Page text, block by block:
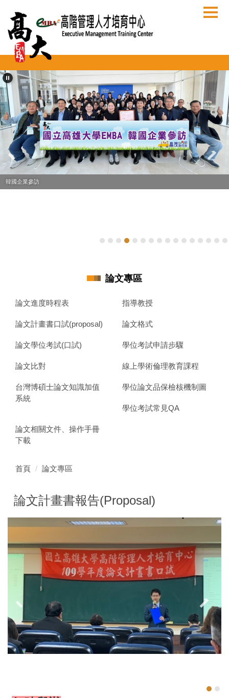
到
主
要
區
韓國企業參訪
論文專區
論文進度時程表 指導教授
論文計畫書口試(proposal) 論文格式
論文學位考試(口試) 學位考試申請步驟
論文比對 線上學術倫理教育課程
台灣博碩士論文知識加值
系統
學位論文品保檢核機制圖
學位考試常見QA
論文相關文件、操作手冊
下載
首頁 論文專區
論文計畫書報告(Proposal)